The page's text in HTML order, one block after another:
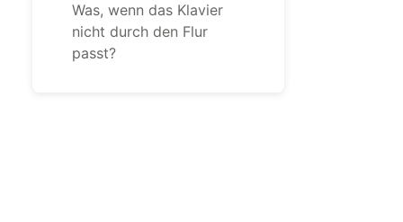
Was, wenn das Klavier
nicht durch den Flur
passt?